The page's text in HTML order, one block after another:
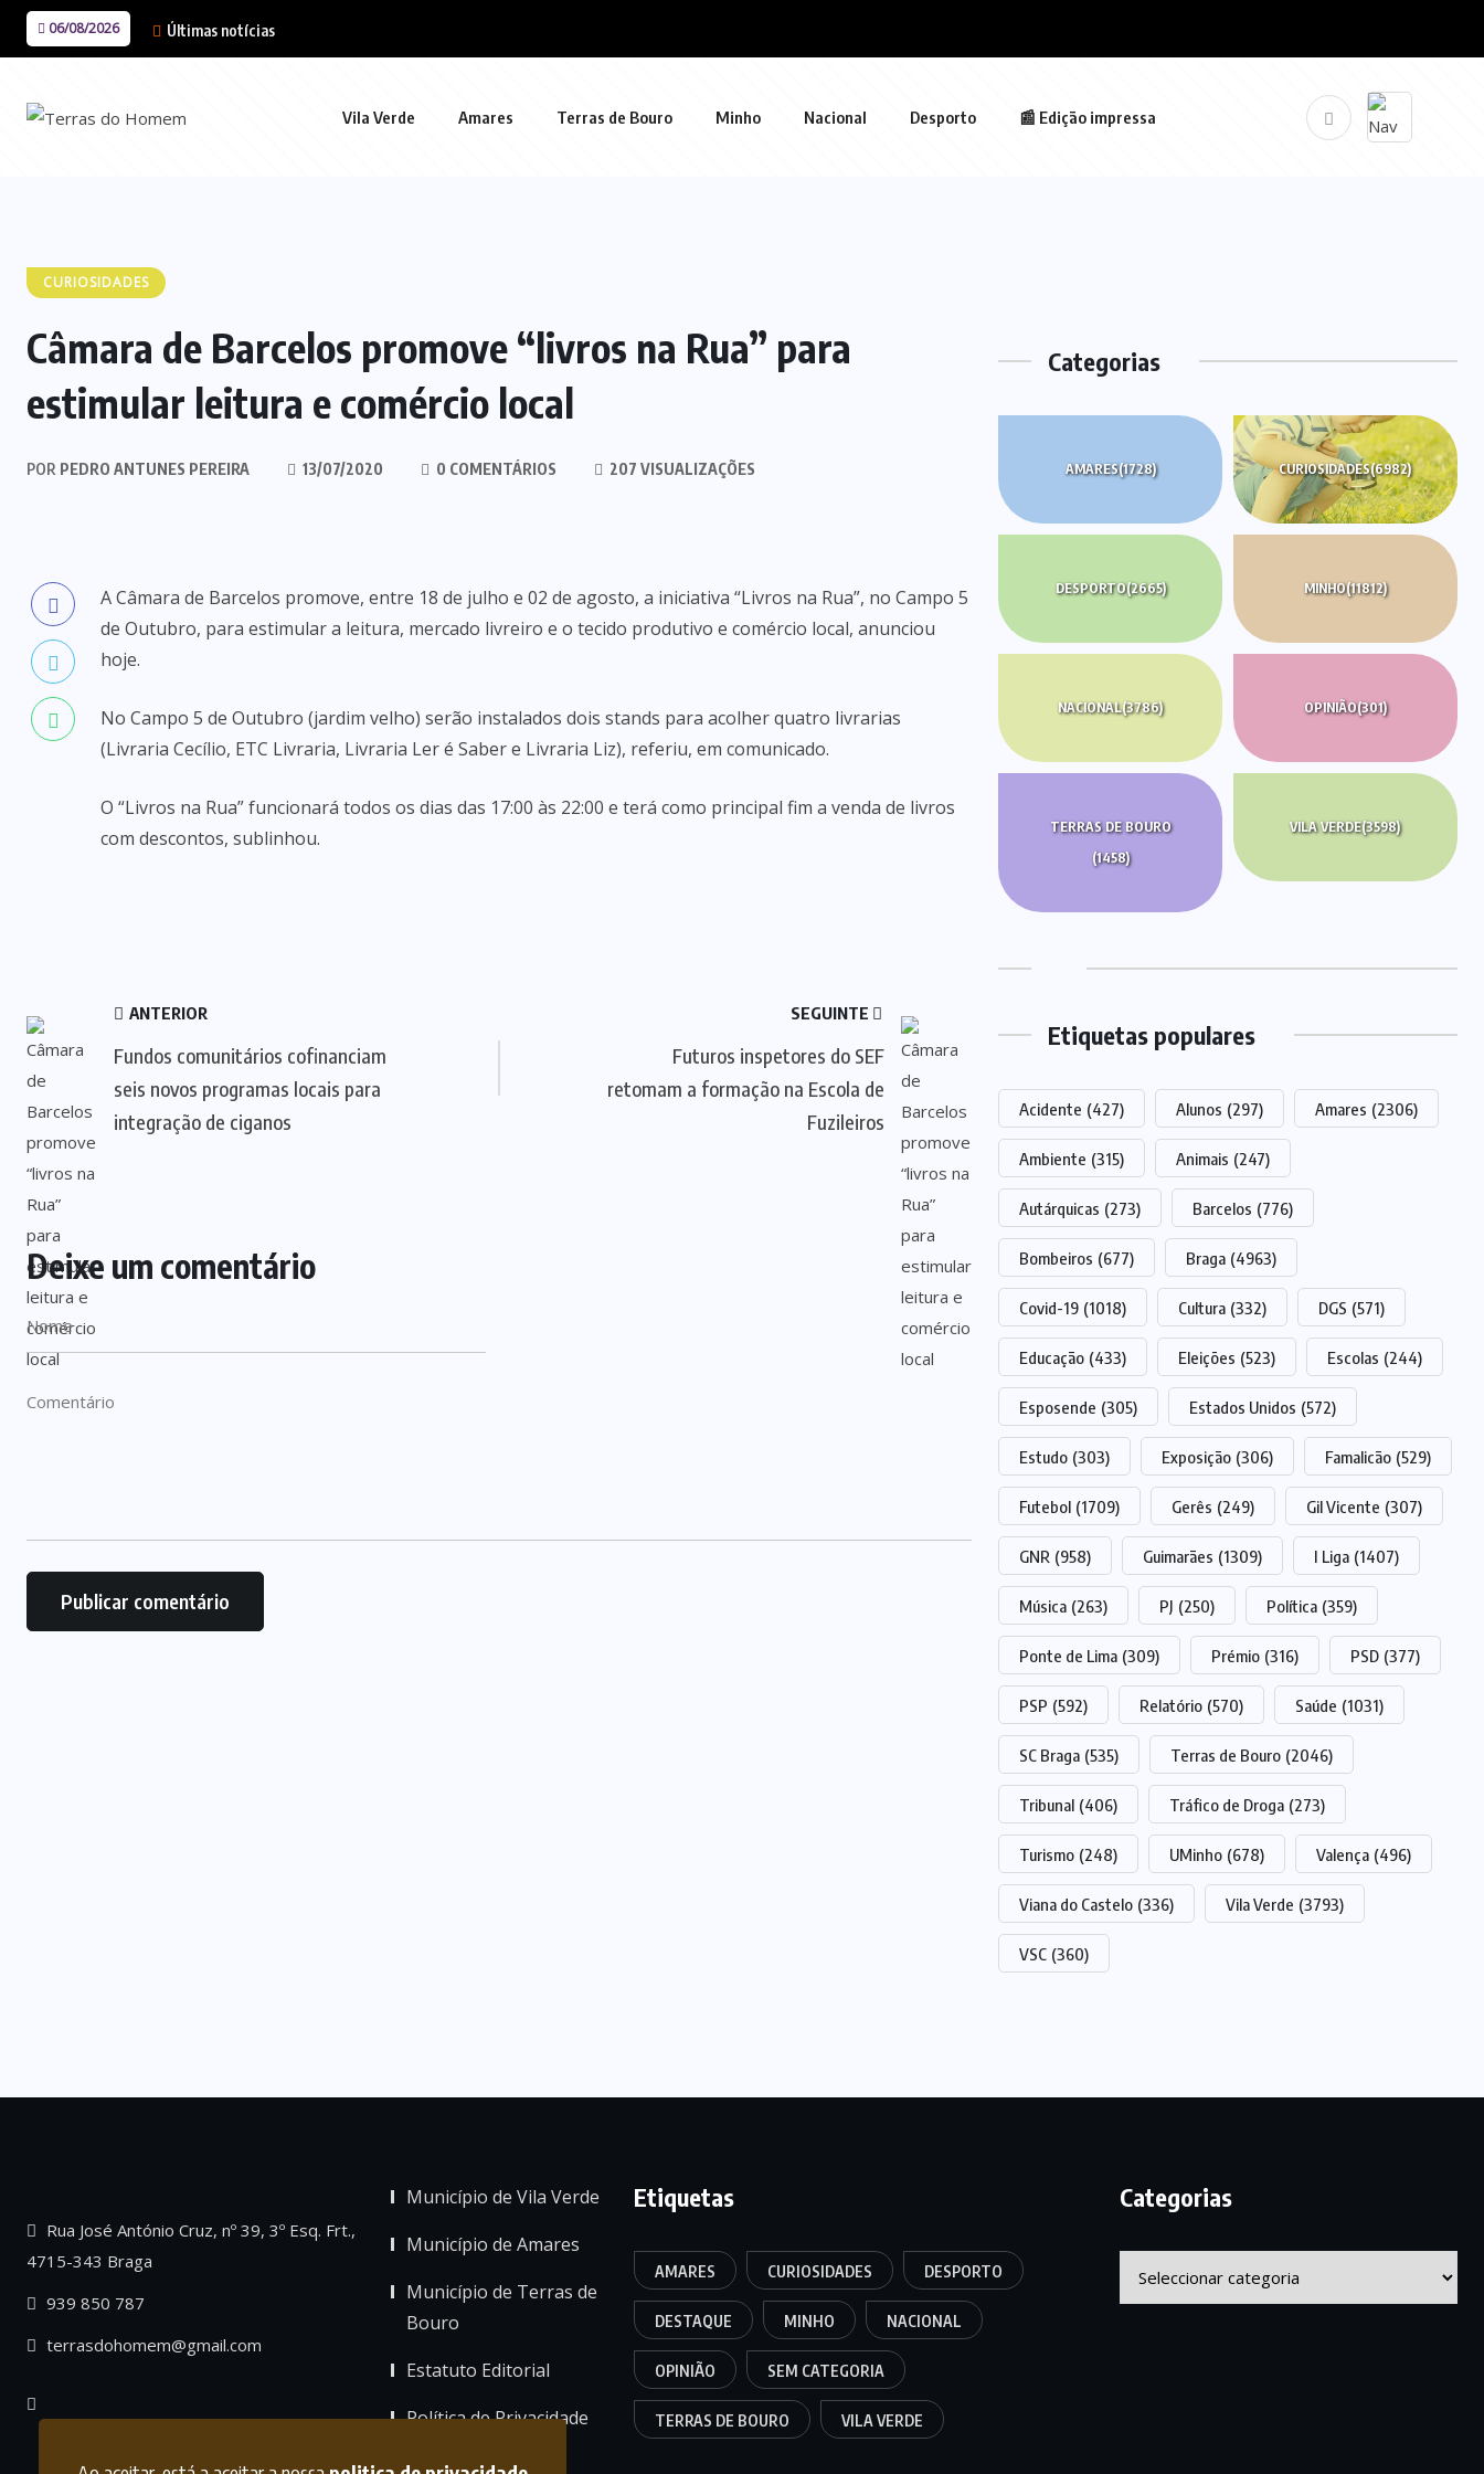
06/08/2026 Últimas notícias
Vila Verde Amares Terras de Bouro Minho Nacional Desporto 📰 Edição impressa
CURIOSIDADES
Câmara de Barcelos promove “livros na Rua” para
estimular leitura e comércio local
POR PEDRO ANTUNES PEREIRA 13/07/2020 0 COMENTÁRIOS 207 VISUALIZAÇÕES
A Câmara de Barcelos promove, entre 18 de julho e 02 de agosto, a iniciativa “Livros na Rua”, no Campo 5
de Outubro, para estimular a leitura, mercado livreiro e o tecido produtivo e comércio local, anunciou
hoje.
No Campo 5 de Outubro (jardim velho) serão instalados dois stands para acolher quatro livrarias
(Livraria Cecílio, ETC Livraria, Livraria Ler é Saber e Livraria Liz), referiu, em comunicado.
O “Livros na Rua” funcionará todos os dias das 17:00 às 22:00 e terá como principal fim a venda de livros
com descontos, sublinhou.
ANTERIOR
Fundos comunitários cofinanciam
seis novos programas locais para
integração de ciganos
SEGUINTE
Futuros inspetores do SEF
retomam a formação na Escola de
Fuzileiros
Deixe um comentário
Categorias
AMARES(1728) CURIOSIDADES(6982)
DESPORTO(2665) MINHO(11812)
NACIONAL(3786) OPINIÃO(301)
TERRAS DE BOURO
(1458)
VILA VERDE(3598)
Etiquetas populares
Acidente (427) Alunos (297) Amares (2306)
Ambiente (315) Animais (247)
Autárquicas (273) Barcelos (776)
Bombeiros (677) Braga (4963)
Covid-19 (1018) Cultura (332) DGS (571)
Educação (433) Eleições (523) Escolas (244)
Esposende (305) Estados Unidos (572)
Estudo (303) Exposição (306) Famalicão (529)
Futebol (1709) Gerês (249) Gil Vicente (307)
GNR (958) Guimarães (1309) I Liga (1407)
Música (263) PJ (250) Política (359)
Ponte de Lima (309) Prémio (316) PSD (377)
PSP (592) Relatório (570) Saúde (1031)
SC Braga (535) Terras de Bouro (2046)
Tribunal (406) Tráfico de Droga (273)
Turismo (248) UMinho (678) Valença (496)
Viana do Castelo (336) Vila Verde (3793)
VSC (360)
Rua José António Cruz, nº 39, 3º Esq. Frt.,
4715-343 Braga
939 850 787
terrasdohomem@gmail.com
Município de Vila Verde
Município de Amares
Município de Terras de
Bouro
Estatuto Editorial
Política de Privacidade
Etiquetas
AMARES CURIOSIDADES DESPORTO
DESTAQUE MINHO NACIONAL
OPINIÃO SEM CATEGORIA
TERRAS DE BOURO VILA VERDE
Categorias